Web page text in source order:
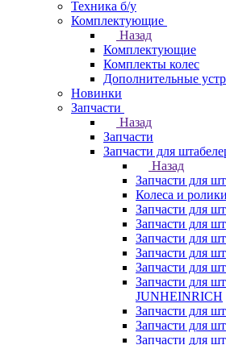
Техника б/у
Комплектующие
Назад
Комплектующие
Комплекты колес
Дополнительные
Новинки
Запчасти
Назад
Запчасти
Запчасти для
Назад
Запчасти для
Колеса и ролики
Запчасти для
Запчасти для
Запчасти для
Запчасти для
Запчасти для
Запчасти для
JUNHEINRICH
Запчасти для
Запчасти для
Запчасти для